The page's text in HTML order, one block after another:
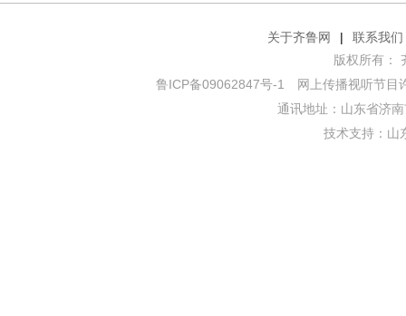
关于齐鲁网 |
联系我们
版权所有：
鲁ICP备09062847号-1
网上传播视听节目
通讯地址：山东省济
技术支持： 山